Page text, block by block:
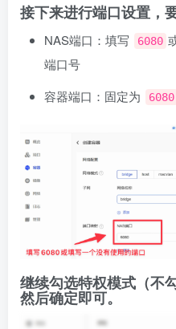
接下来进行端口设置，
NAS端口：填写 6080
端口号
容器端口：固定为
6080
继续勾选特权模式（不
然后确定即可。